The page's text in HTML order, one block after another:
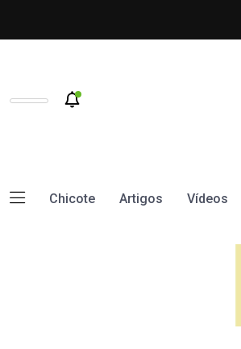
Chicote Artigos Vídeos